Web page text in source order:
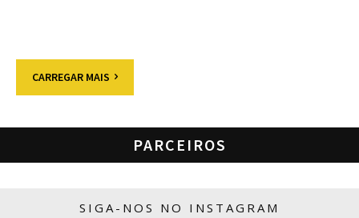
CARREGAR MAIS
PARCEIROS
SIGA-NOS NO INSTAGRAM